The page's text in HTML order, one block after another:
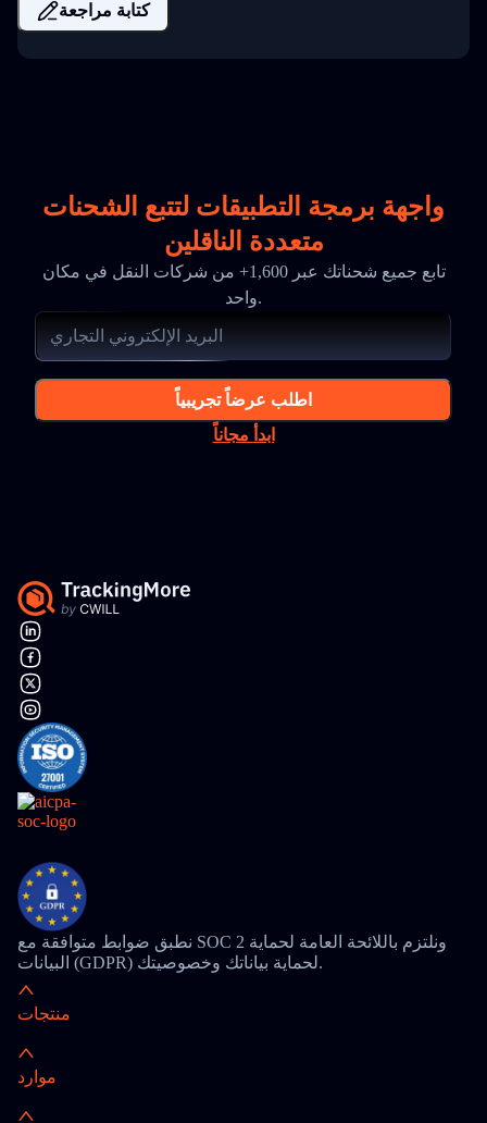
كتابة مراجعة
واجهة برمجة التطبيقات لتتبع الشحنات
متعددة الناقلين
تابع جميع شحناتك عبر 1,600+ من شركات النقل في مكان
واحد.
اطلب عرضاً تجريبياً
ابدأ مجاناً
نطبق ضوابط متوافقة مع SOC 2 ونلتزم باللائحة العامة لحماية
البيانات (GDPR) لحماية بياناتك وخصوصيتك.
منتجات
موارد